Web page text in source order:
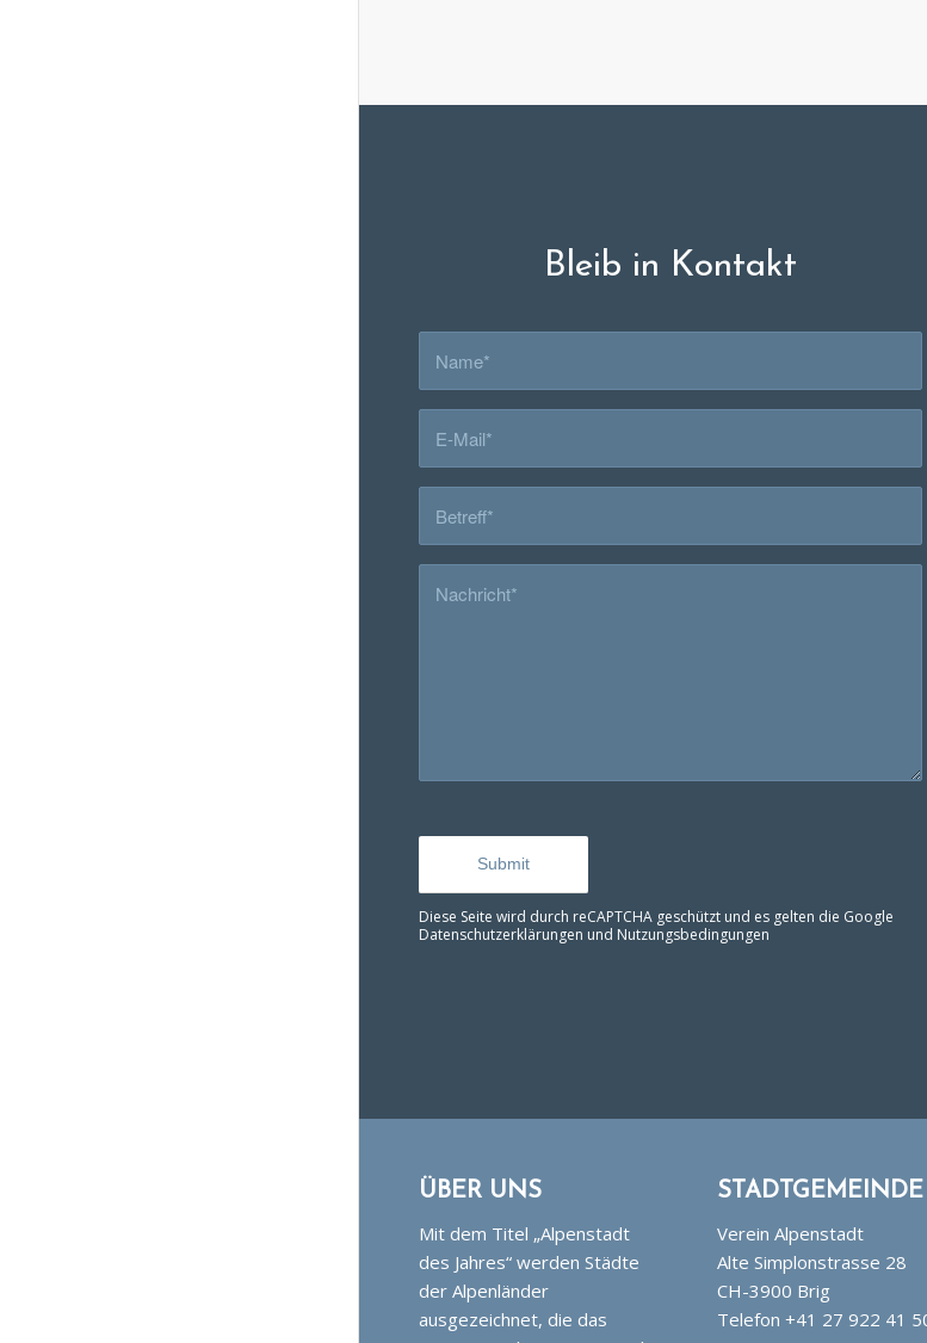
Bleib in Kontakt
Diese Seite wird durch reCAPTCHA geschützt und es gelten die Google
Datenschutzerklärungen und Nutzungsbedingungen
ÜBER UNS
Mit dem Titel „Alpenstadt
des Jahres“ werden Städte
der Alpenländer
ausgezeichnet, die das
STADTGEMEINDE
Verein Alpenstadt
Alte Simplonstrasse 28
CH-3900 Brig
Telefon +41 27 922 41